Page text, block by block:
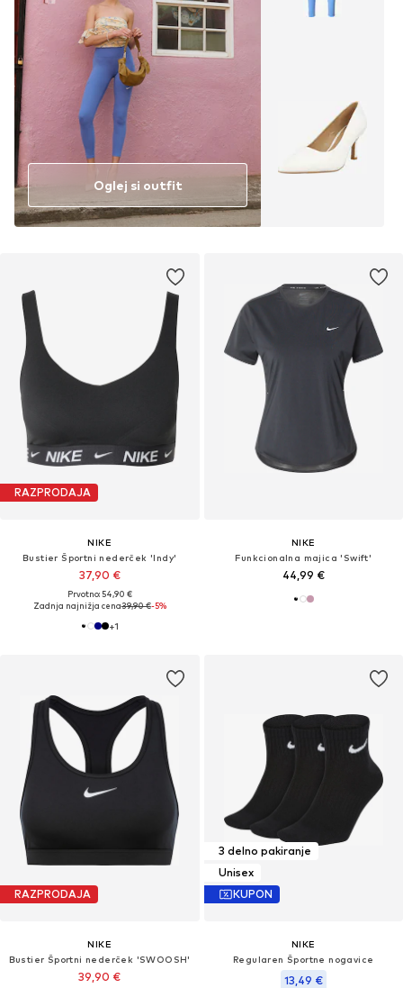
RAZPRODAJA
NIKE
Bustier Športni nederček 'Indy'
37,90 €
Prvotno: 54,90 €
Zadnja najnižja cena39,90 €-5%
+1
NIKE
Funkcionalna majica 'Swift'
44,99 €
Oglej si outfit
RAZPRODAJA
NIKE
Bustier Športni nederček 'SWOOSH'
39,90 €
3 delno pakiranje
Unisex
KUPON
NIKE
Regularen Športne nogavice
13,49 €